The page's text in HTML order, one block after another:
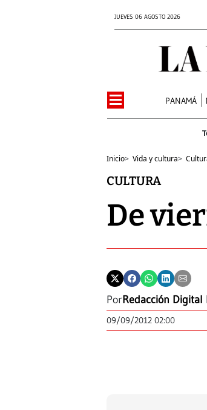
JUEVES 06 AGOSTO 2026
PANAMÁ
Inicio> Vida y cultura>
CULTURA
De
PorRedacción Digital
09/09/2012 02:00